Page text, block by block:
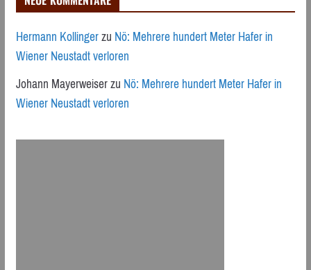
Hermann KollingerzuNö: Mehrere hundert Meter Hafer in
Wiener Neustadt verloren
Johann MayerweiserzuNö: Mehrere hundert Meter Hafer in
Wiener Neustadt verloren